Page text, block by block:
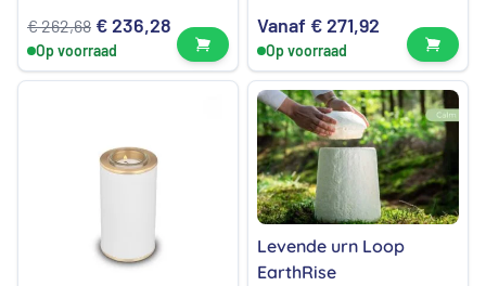
€262,68 Oorspronkelijke
prijs
was:
€236,28 Huidige
prijs
is:
Op voorraad Bekijk product
Vanaf €271,92
Op voorraad
Levende urn Loop
EarthRise